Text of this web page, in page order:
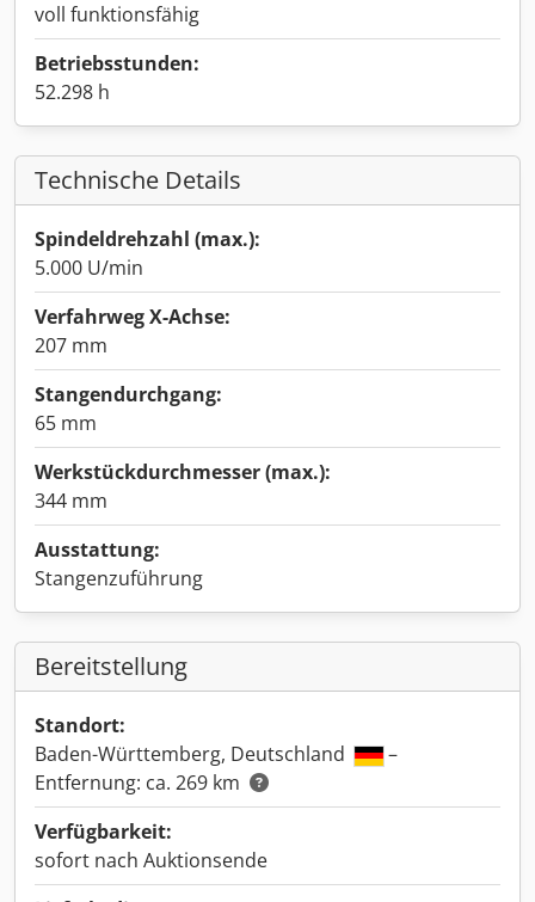
voll funktionsfähig
Betriebsstunden:
52.298 h
Technische Details
Spindeldrehzahl (max.):
5.000 U/min
Verfahrweg X-Achse:
207 mm
Stangendurchgang:
65 mm
Werkstückdurchmesser (max.):
344 mm
Ausstattung:
Stangenzuführung
Bereitstellung
Standort:
Baden-Württemberg, Deutschland
–
Entfernung: ca. 269 km
Verfügbarkeit:
sofort nach Auktionsende